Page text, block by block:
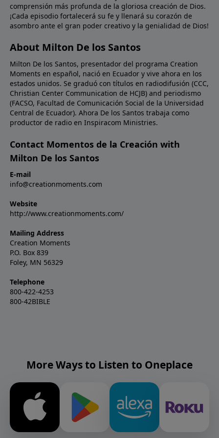
palabras de Jesús a Nicodemo, si la Biblia nos habla
de cosas terrenales y no las creemos, ¿cómo
podremos creer en la Biblia cuando nos habla de las
cosas celestiales?Oración: Señor, creemos; ayuda
nuestra incredulidad. Llénanos de un nuevo aprecio
por Tu Palabra para que podamos ser instruidos por
Ti en toda verdad. En Nombre de Cristo Jesús.
Amén.Imagen: Isaac Newton's experiment on light.
comprensión más profunda de la gloriosa creación de Dios.
¡Cada episodio fortalecerá su fe y llenará su corazón de
asombro ante el gran poder creativo y la genialidad de Dios!
About Milton De los Santos
Milton De los Santos, presentador del programa Creation
Moments en español, nació en Ecuador y vive ahora en los
estados unidos. Se graduó con títulos en radiodifusión (CCC,
Christian Center Communication de HCJB) and periodismo
(FACSO, Facultad de Comunicación Social de la Universidad
Central de Ecuador). Ahora De los Santos trabaja como
productor de radio en Inspiracom Ministries.
Contact Momentos de la Creación with
Milton De los Santos
E-mail
info@creationmoments.com
Website
http://www.creationmoments.com/
Mailing Address
Creation Moments
P.O. Box 839
Foley, MN 56329
Telephone
800-422-4253
800-42BIBLE
More Ways to Listen to Oneplace